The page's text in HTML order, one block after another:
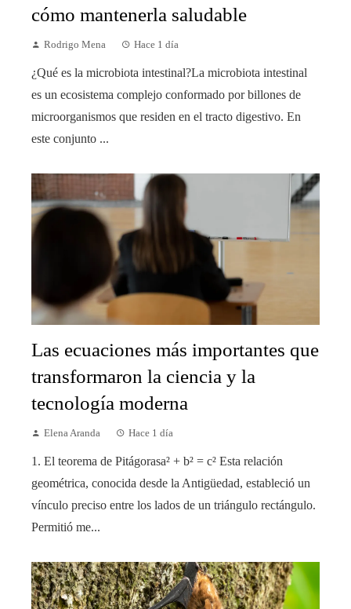
cómo mantenerla saludable
Rodrigo Mena Hace 1 día
¿Qué es la microbiota intestinal?La microbiota intestinal
es un ecosistema complejo conformado por billones de
microorganismos que residen en el tracto digestivo. En
este conjunto ...
Las ecuaciones más importantes que
transformaron la ciencia y la
tecnología moderna
Elena Aranda Hace 1 día
1. El teorema de Pitágorasa² + b² = c² Esta relación
geométrica, conocida desde la Antigüedad, estableció un
vínculo preciso entre los lados de un triángulo rectángulo.
Permitió me...